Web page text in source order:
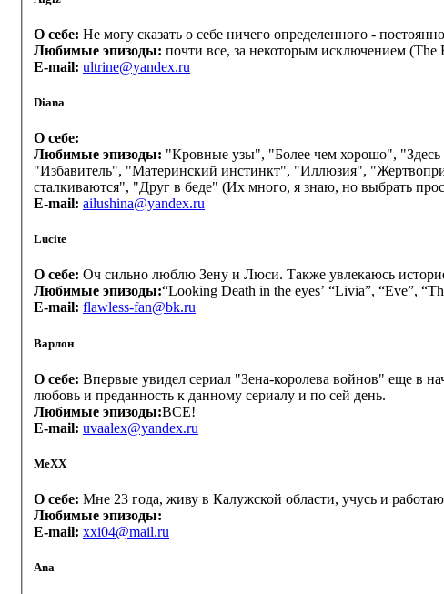
О себе: Не могу сказать о себе ничего определенного -
Любимые эпизоды: почти все, за некоторым исключением
E-mail: ultrine@yandex.ru
Diana
О себе:
Любимые эпизоды: "Кровные узы", "Более чем хорошо",
"Избавитель", "Материнский инстинкт", "Иллюзия",
сталкиваются", "Друг в беде" (Их много, я знаю, но выбрать
E-mail: ailushina@yandex.ru
Lucite
О себе: Оч сильно люблю Зену и Люси. Также увлекаюсь
Любимые эпизоды:“Looking Death in the eyes’ “Livia”, “Eve”,
E-mail: flawless-fan@bk.ru
Варлон
О себе: Впервые увидел сериал "Зена-королева войнов" еще в
любовь и преданность к данному сериалу и по сей день.
Любимые эпизоды:ВСЕ!
E-mail: uvaalex@yandex.ru
МеХХ
О себе: Мне 23 года, живу в Калужской области, учусь и
Любимые эпизоды:
E-mail: xxi04@mail.ru
Ana